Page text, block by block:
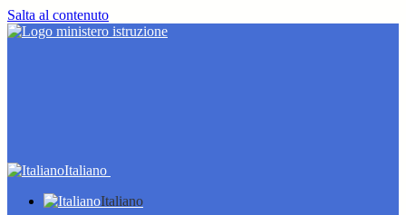
Salta al contenuto
Italiano
Italiano